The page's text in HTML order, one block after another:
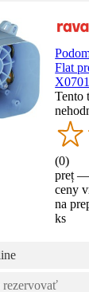
Flat
Tento
(0)
preț —
ceny
na
ks
rezervovať